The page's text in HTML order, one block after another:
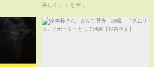
美しく。」をテ...